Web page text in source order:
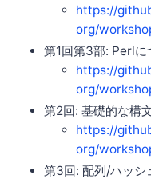
https://
org/
第1回第3部: Perl
https://
org/
第2回: 基礎的な構
https://
org/
第3回: 配列/ハッシ